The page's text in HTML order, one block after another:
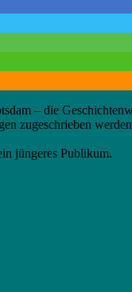
– die
zugeschrieben
jüngeres Publikum.